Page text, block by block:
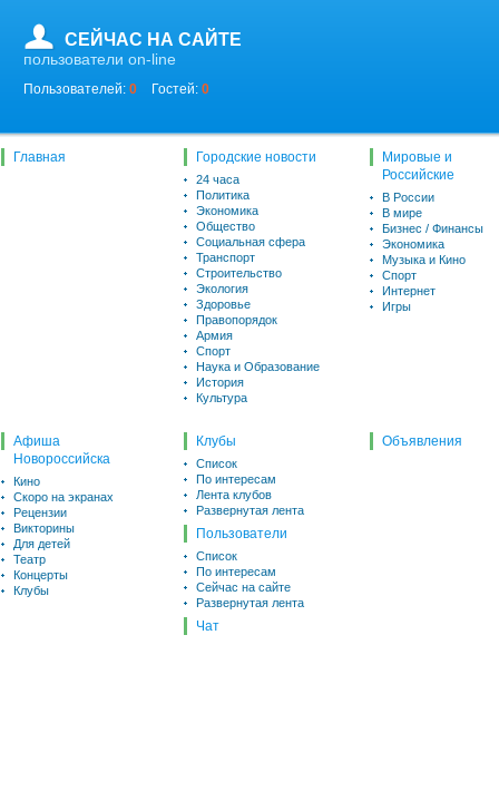
СЕЙЧАС НА САЙТЕ
пользователи on-line
Пользователей: 0 Гостей: 0
Главная Городские новости
24 часа
Политика
Экономика
Общество
Социальная сфера
Транспорт
Строительство
Экология
Здоровье
Правопорядок
Армия
Спорт
Наука и Образование
История
Культура
Мировые и
Российские
В России
В мире
Бизнес / Финансы
Экономика
Музыка и Кино
Спорт
Интернет
Игры
Афиша
Новороссийска
Кино
Скоро на экранах
Рецензии
Викторины
Для детей
Театр
Концерты
Клубы
Клубы
Список
По интересам
Лента клубов
Развернутая лента
Пользователи
Список
По интересам
Сейчас на сайте
Развернутая лента
Чат
Объявления